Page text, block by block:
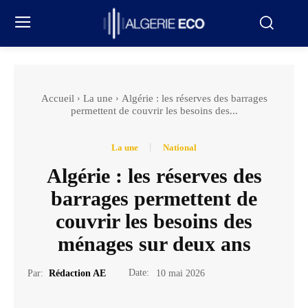
Accueil La une
Algérie : les réserves des barrages
permettent de couvrir les besoins des...
La une National
Algérie : les réserves des
barrages permettent de
couvrir les besoins des
ménages sur deux ans
Par: Rédaction AE Date: 10 mai 2026